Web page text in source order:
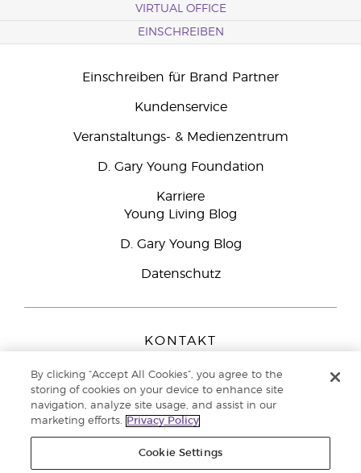
VIRTUAL OFFICE
EINSCHREIBEN
Einschreiben für Brand Partner
Kundenservice
Veranstaltungs- & Medienzentrum
D. Gary Young Foundation
Karriere
Young Living Blog
D. Gary Young Blog
Datenschutz
KONTAKT
Peizerweg 97
9727 AJ Groningen
Netherlands
Kundenservice:08000-825049
By clicking “Accept All Cookies”, you agree to the
storing of cookies on your device to enhance site
navigation, analyze site usage, and assist in our
marketing efforts.
Privacy Policy
Cookie Settings